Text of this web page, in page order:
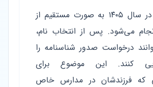
ثبت ولادت در سال ۱۴۰۵ به صورت مستقیم از
می‌شود. پس از انتخاب نام،
درخواست صدور شناسنامه را
کنند. این موضوع برای
که فرزندشان در مدارس خاص